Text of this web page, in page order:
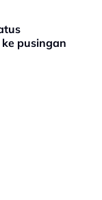
pusingan